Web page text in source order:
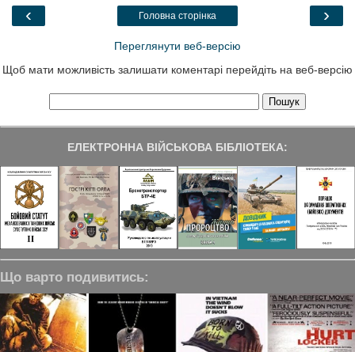
o
a
‹ ›
Головна сторінка
Переглянути веб-версію
Щоб мати можливість залишати коментарі перейдіть на веб-версію
ЕЛЕКТРОННА ВІЙСЬКОВА БІБЛІОТЕКА:
Що варто подивитись: